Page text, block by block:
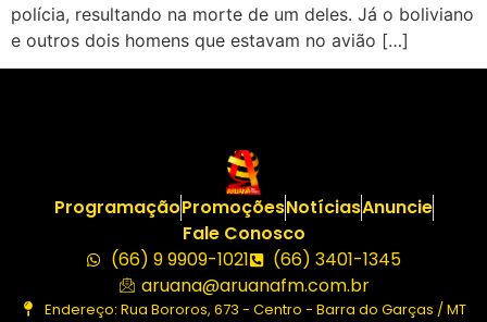
polícia, resultando na morte de um deles. Já o boliviano
e outros dois homens que estavam no avião […]
ProgramaçãoPromoçõesNotíciasAnuncie
Fale Conosco
(66) 9 9909-1021
(66) 3401-1345
aruana@aruanafm.com.br
Endereço: Rua Bororos, 673 - Centro - Barra do Garças / MT